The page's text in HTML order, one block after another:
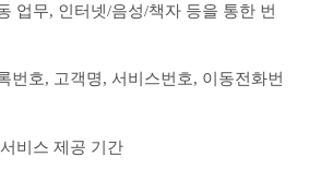
업무, 인터넷/음성/책자 등을 통한 번
번호, 고객명, 서비스번호, 이동전화번
비스 제공 기간